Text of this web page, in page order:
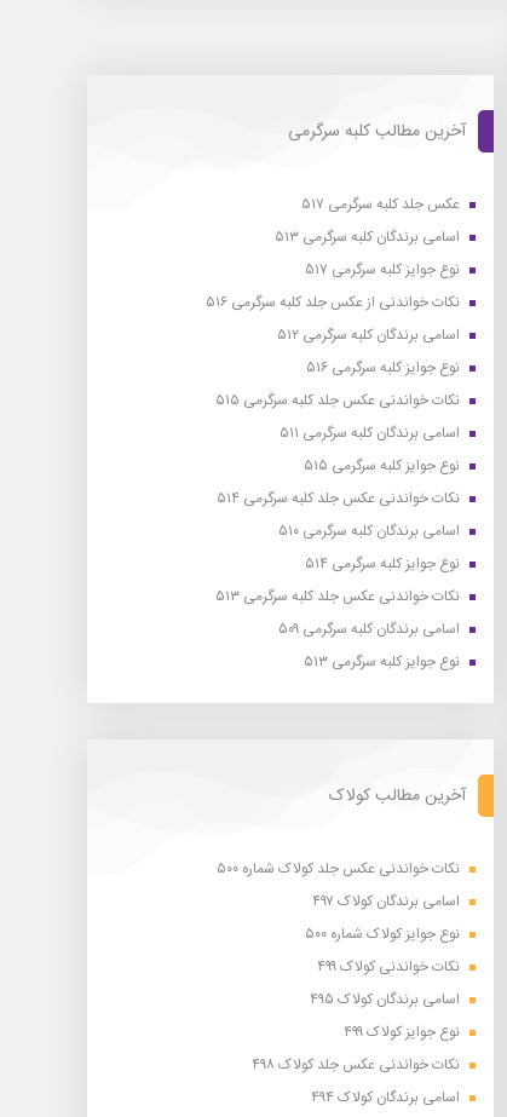
آخرین مطالب کلبه سرگرمی
عکس جلد کلبه سرگرمی ۵۱۷
اسامی برندگان کلبه سرگرمی ۵۱۳
نوع جوایز کلبه سرگرمی ۵۱۷
نکات خواندنی از عکس جلد کلبه سرگرمی ۵۱۶
اسامی برندگان کلبه سرگرمی ۵۱۲
نوع جوایز کلبه سرگرمی ۵۱۶
نکات خواندنی عکس جلد کلبه سرگرمی ۵۱۵
اسامی برندگان کلبه سرگرمی ۵۱۱
نوع جوایز کلبه سرگرمی ۵۱۵
نکات خواندنی عکس جلد کلبه سرگرمی ۵۱۴
اسامی برندگان کلبه سرگرمی ۵۱۰
نوع جوایز کلبه سرگرمی ۵۱۴
نکات خواندنی عکس جلد کلبه سرگرمی ۵۱۳
اسامی برندگان کلبه سرگرمی ۵۰۹
نوع جوایز کلبه سرگرمی ۵۱۳
آخرین مطالب کولاک
نکات خواندنی عکس جلد کولاک شماره ۵۰۰
اسامی برندگان کولاک ۴۹۷
نوع جوایز کولاک شماره ۵۰۰
نکات خواندنی کولاک ۴۹۹
اسامی برندگان کولاک ۴۹۵
نوع جوایز کولاک ۴۹۹
نکات خواندنی عکس جلد کولاک ۴۹۸
اسامی برندگان کولاک ۴۹۴